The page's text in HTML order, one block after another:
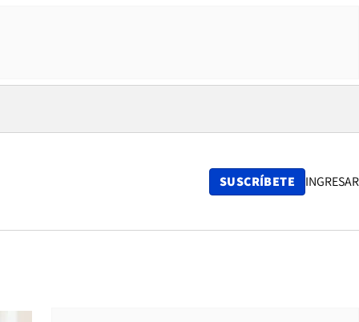
SUSCRÍBETE INGRESAR